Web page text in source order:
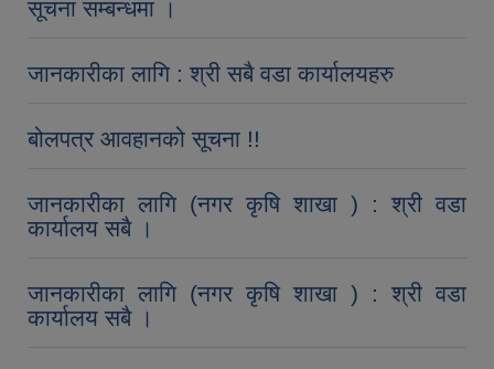
सूचना सम्बन्धमा ।
जानकारीका लागि : श्री सबै वडा कार्यालयहरु
बोलपत्र आवहानको सूचना !!
जानकारीका लागि (नगर कृषि शाखा ) : श्री वडा
कार्यालय सबै ।
जानकारीका लागि (नगर कृषि शाखा ) : श्री वडा
कार्यालय सबै ।